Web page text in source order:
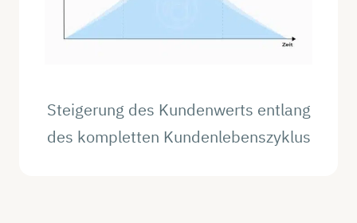
Steigerung des Kundenwerts entlang
des kompletten Kundenlebenszyklus